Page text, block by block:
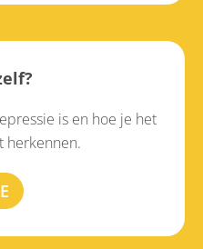
is en hoe je het
herkennen.